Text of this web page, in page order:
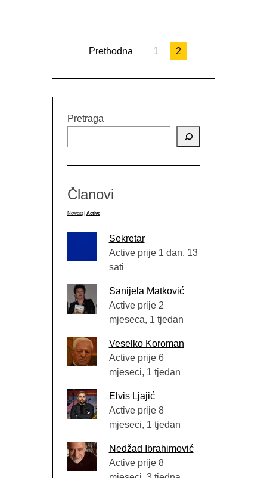
Prethodna 1 2
Pretraga
Članovi
Newest Active
Sekretar
Active prije 1 dan, 13
sati
Sanijela Matković
Active prije 2
mjeseca, 1 tjedan
Veselko Koroman
Active prije 6
mjeseci, 1 tjedan
Elvis Ljajić
Active prije 8
mjeseci, 1 tjedan
Nedžad Ibrahimović
Active prije 8